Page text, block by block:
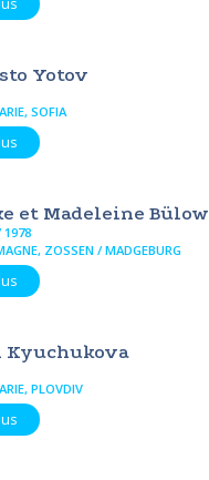
Yotov
SOFIA
et Madeleine Bülow
1978
ZOSSEN / MADGEBURG
PLOVDIV